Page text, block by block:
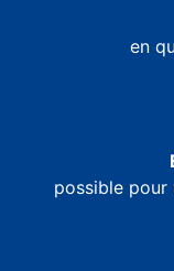
en
possible